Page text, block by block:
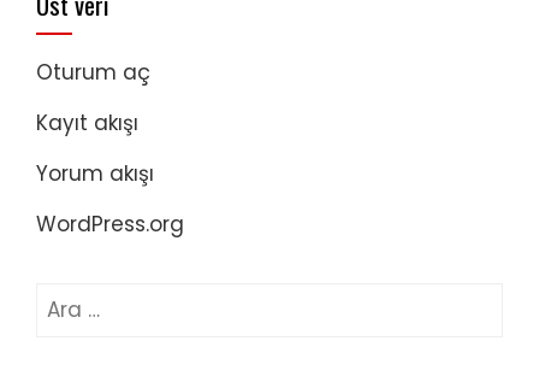
Oturum aç
Kayıt akışı
Yorum akışı
WordPress.org
Arama: